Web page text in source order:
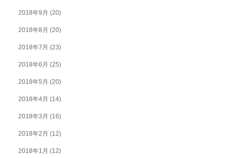
2018年9月 (20)
2018年8月 (20)
2018年7月 (23)
2018年6月 (25)
2018年5月 (20)
2018年4月 (14)
2018年3月 (16)
2018年2月 (12)
2018年1月 (12)